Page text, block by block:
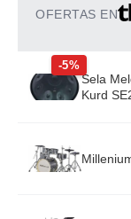
OFERTAS EN
-5%
Sela
Kurd